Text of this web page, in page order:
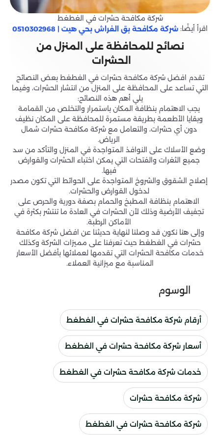
شركة مكافحة حشرات في الغطغط
اقرأ أيضًا: شركة مكافحة بق الفراش بحي هيت | 0510302968
نصائح للمحافظة على المنزل من
الحشرات
تقدم افضل شركة مكافحة حشرات في الغطغط بعض النصائح
التي تساعد على المحافظة على المنزل من انتشار الحشرات، وفيما
يلي أهم هذه النصائح:
يجب الاهتمام بنظافة المكان باستمرار والتخلص من القمامة
وبقايا الأطعمة بطريقة مستمرة للمحافظة على المكان نظيف
دون أي حشرات، والتعامل مع شركة مكافحة حشرات شمال
الرياض.
وضع الأسلاك على النوافذ المتواجدة في المنزل والتأكد من سد
جميع الثغرات والفتحات التي يمكن اختباء الحشرات والقوارض
فيها.
إصلاح الشقوق والشروخ المتواجدة على الحوائط التي تكون مصدر
لدخول القوارض والحشرات.
الاهتمام بنظافة المطبخ والحمام بصفة دورية والحرص على
تجفيف الأرضية وذلك لأن الحشرات في العادة ما تنتشر بكثرة في
الأماكن الرطبة.
وإلى هنا نكون قد وصلنا لنهاية حديثنا عن افضل شركة مكافحة
حشرات في الغطغط حيث تعرفنا على مميزات الشركة وكذلك
خدمات مكافحة الحشرات التي تقدمها لعملائها بأفضل الأسعار
المناسبة مع ميزانية العملاء.
الوسوم
أرقام شركة مكافحة حشرات في الغطغط
أسعار شركة مكافحة حشرات في الغطغط
خدمات شركة مكافحة حشرات في الغطغط
شركة مكافحة حشرات
شركة مكافحة حشرات في الغطغط